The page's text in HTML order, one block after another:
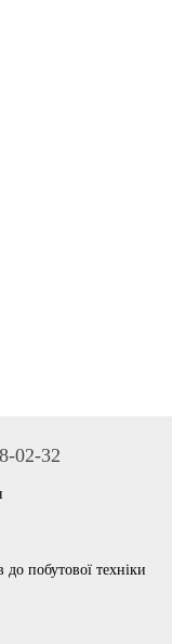
02-32
побутової техніки